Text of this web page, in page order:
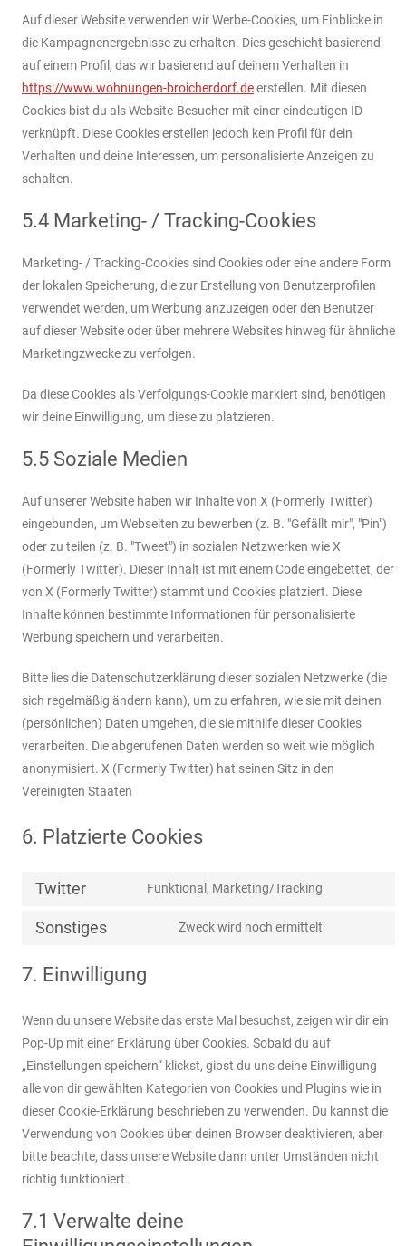
Auf dieser Website verwenden wir Werbe-Cookies, um Einblicke in
die Kampagnenergebnisse zu erhalten. Dies geschieht basierend
auf einem Profil, das wir basierend auf deinem Verhalten in
https://www.wohnungen-broicherdorf.deerstellen. Mit diesen
Cookies bist du als Website-Besucher mit einer eindeutigen ID
verknüpft. Diese Cookies erstellen jedoch kein Profil für dein
Verhalten und deine Interessen, um personalisierte Anzeigen zu
schalten.
5.4 Marketing- / Tracking-Cookies
Marketing- / Tracking-Cookies sind Cookies oder eine andere Form
der lokalen Speicherung, die zur Erstellung von Benutzerprofilen
verwendet werden, um Werbung anzuzeigen oder den Benutzer
auf dieser Website oder über mehrere Websites hinweg für ähnliche
Marketingzwecke zu verfolgen.
Da diese Cookies als Verfolgungs-Cookie markiert sind, benötigen
wir deine Einwilligung, um diese zu platzieren.
5.5 Soziale Medien
Auf unserer Website haben wir Inhalte von X (Formerly Twitter)
eingebunden, um Webseiten zu bewerben (z. B. "Gefällt mir", "Pin")
oder zu teilen (z. B. "Tweet") in sozialen Netzwerken wie X
(Formerly Twitter). Dieser Inhalt ist mit einem Code eingebettet, der
von X (Formerly Twitter) stammt und Cookies platziert. Diese
Inhalte können bestimmte Informationen für personalisierte
Werbung speichern und verarbeiten.
Bitte lies die Datenschutzerklärung dieser sozialen Netzwerke (die
sich regelmäßig ändern kann), um zu erfahren, wie sie mit deinen
(persönlichen) Daten umgehen, die sie mithilfe dieser Cookies
verarbeiten. Die abgerufenen Daten werden so weit wie möglich
anonymisiert. X (Formerly Twitter) hat seinen Sitz in den
Vereinigten Staaten
6. Platzierte Cookies
Twitter Funktional, Marketing/Tracking
Sonstiges Zweck wird noch ermittelt
7. Einwilligung
Wenn du unsere Website das erste Mal besuchst, zeigen wir dir ein
Pop-Up mit einer Erklärung über Cookies. Sobald du auf
„Einstellungen speichern“ klickst, gibst du uns deine Einwilligung
alle von dir gewählten Kategorien von Cookies und Plugins wie in
dieser Cookie-Erklärung beschrieben zu verwenden. Du kannst die
Verwendung von Cookies über deinen Browser deaktivieren, aber
bitte beachte, dass unsere Website dann unter Umständen nicht
richtig funktioniert.
7.1 Verwalte deine